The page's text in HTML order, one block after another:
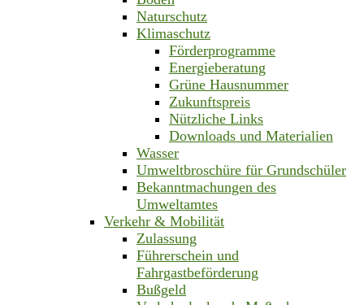
Naturschutz
Klimaschutz
Förderprogramme
Energieberatung
Grüne Hausnummer
Zukunftspreis
Nützliche Links
Downloads und Materialien
Wasser
Umweltbroschüre für Grundschüler
Bekanntmachungen des
Umweltamtes
Verkehr & Mobilität
Zulassung
Führerschein und
Fahrgastbeförderung
Bußgeld